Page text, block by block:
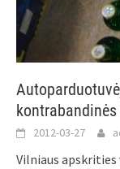
2012-03-27
Vilniaus